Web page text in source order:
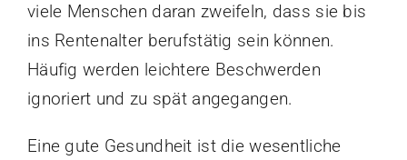
viele Menschen daran zweifeln, dass sie bis
ins Rentenalter berufstätig sein können.
Häufig werden leichtere Beschwerden
ignoriert und zu spät angegangen.
Eine gute Gesundheit ist die wesentliche